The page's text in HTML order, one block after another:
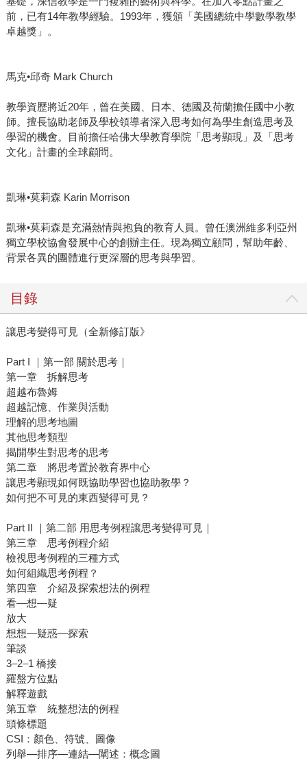
前，已有14年教學經驗。1993年，獲頒「美國總統中學數學教學
卓越獎」。
馬克•邱奇 Mark Church
教學資歷將近20年，曾在美國、日本、德國及荷蘭擔任國中小教
師。擅長協助老師及學校領導者深入思考如何為學生創造思考及
學習的機會。目前擔任哈佛大學教育學院「思考顯現」及「思考
文化」計畫的全球顧問。
凱琳•莫莉森 Karin Morrison
凱琳•莫莉森是充滿熱情與抱負的教育人員。曾任澳洲維多利亞州
獨立學校協會發展中心的創辦主任。現為獨立顧問，幫助年齡、
背景各異的團體進行更深層的思考與學習。
目錄
讓思考變得可見（全新修訂版》
Part I ｜第一部 關於思考｜
第一章 拆解思考
超越布魯姆
超越記憶、作業與活動
理解的思考地圖
其他思考類型
揭開學生對思考的思考
第二章 將思考置於教育界中心
讓思考顯現如何既協助學習也協助教學？
如何把不可見的東西變得可見？
Part II ｜第二部 用思考例程讓思考變得可見｜
第三章 思考例程介紹
檢視思考例程的三種方式
如何組織思考例程？
第四章 介紹及探索想法的例程
看—想—疑
放大
想想—疑惑—探索
筆談
3–2–1 橋接
羅盤方位點
解釋遊戲
第五章 統整想法的例程
頭條標題
CSI：顏色、符號、圖像
列舉—排序—連結—闡述：概念圖